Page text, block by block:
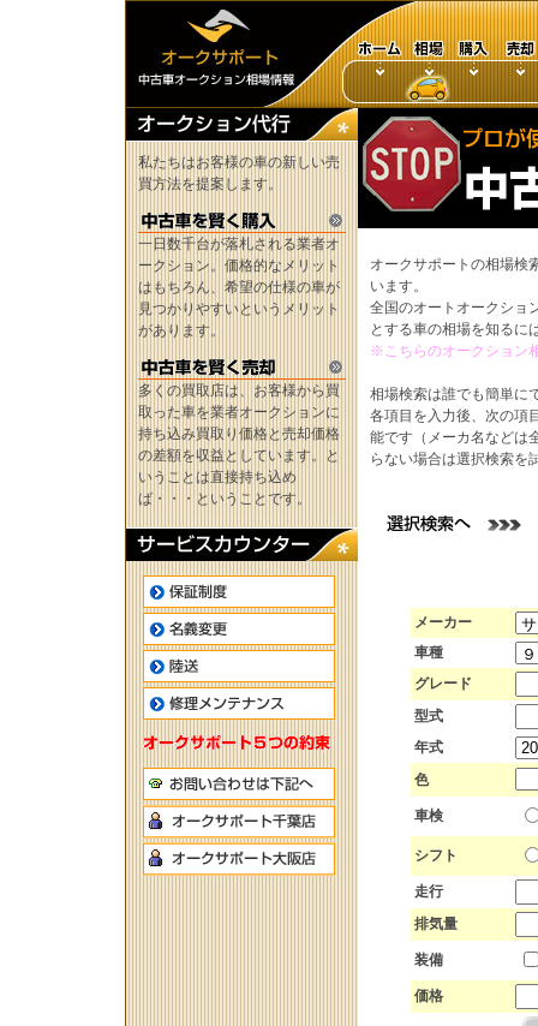
私たちはお客様の車の新しい売
買方法を提案します。
一日数千台が落札される業者オ
ークション。価格的なメリット
はもちろん、希望の仕様の車が
見つかりやすいというメリット
があります。
多くの買取店は、お客様から買
取った車を業者オークションに
持ち込み買取り価格と売却価格
の差額を収益としています。と
いうことは直接持ち込め
ば・・・ということです。
オークサポートの相場検
います。
全国のオートオークショ
とする車の相場を知るに
※こちらのオークション
相場検索は誰でも簡単に
各項目を入力後、次の項
能です（メーカ名などは
らない場合は選択検索を
メーカー
車種
グレード
型式
年式
色
車検
シフト
走行
排気量
装備
価格